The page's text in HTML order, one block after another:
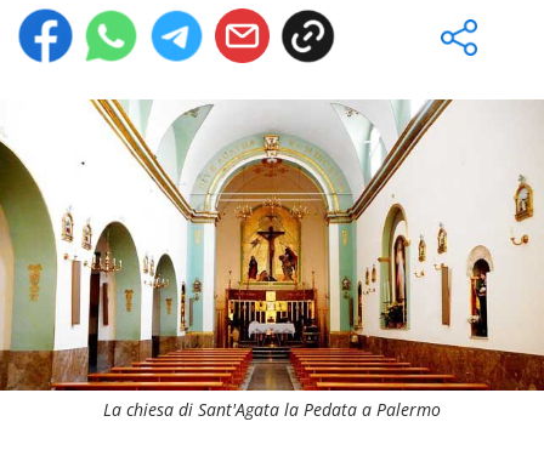
La chiesa di Sant'Agata la Pedata a Palermo